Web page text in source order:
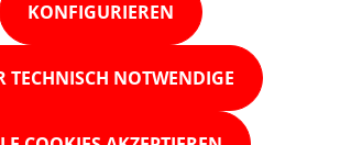
TECHNISCH NOTWENDIGE
KONFIGURIEREN